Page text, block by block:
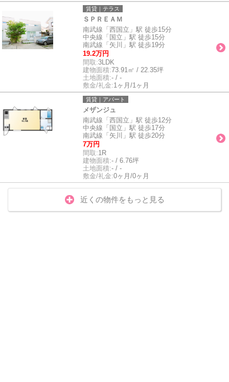
賃貸｜テラス
ＳＰＲＥＡＭ
南武線「西国立」駅 徒歩15分
中央線「国立」駅 徒歩15分
南武線「矢川」駅 徒歩19分
19.2万円
間取:3LDK
建物面積:73.91㎡ / 22.35坪
土地面積:- / -
敷金/礼金:1ヶ月/1ヶ月
賃貸｜アパート
メザンジュ
南武線「西国立」駅 徒歩12分
中央線「国立」駅 徒歩17分
南武線「矢川」駅 徒歩20分
7万円
間取:1R
建物面積:- / 6.76坪
土地面積:- / -
敷金/礼金:0ヶ月/0ヶ月
近くの物件をもっと見る